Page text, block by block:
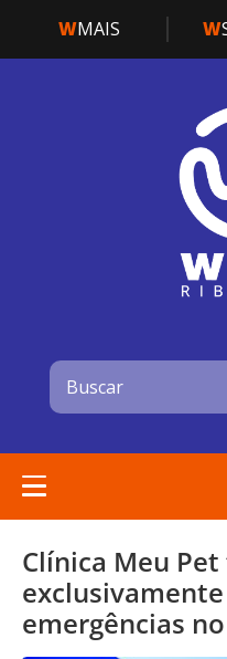
WMAIS W
Clínica Meu
emergências